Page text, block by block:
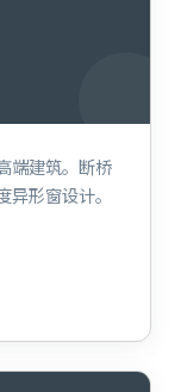
端建筑。断桥
形窗设计。